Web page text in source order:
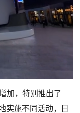
加，特别推出了
实施不同活动，日